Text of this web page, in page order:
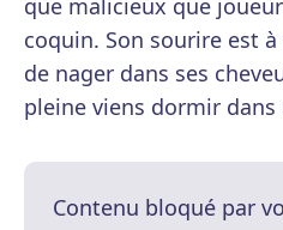
que malicieux que
coquin. Son sourire est
de nager dans ses
pleine viens dormir
Contenu bloqué par